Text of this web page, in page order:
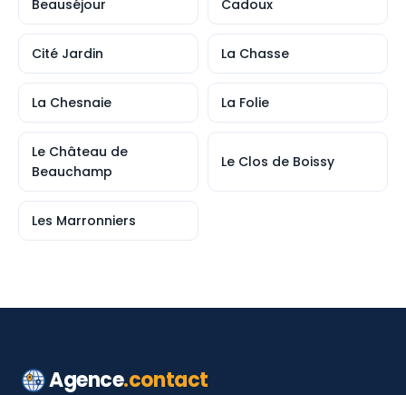
Beauséjour Cadoux
Cité Jardin La Chasse
La Chesnaie La Folie
Le Château de
Beauchamp
Le Clos de Boissy
Les Marronniers
Agence.contact